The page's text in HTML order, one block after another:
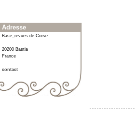
Adresse
Base_revues de Corse
20200 Bastia
France
contact